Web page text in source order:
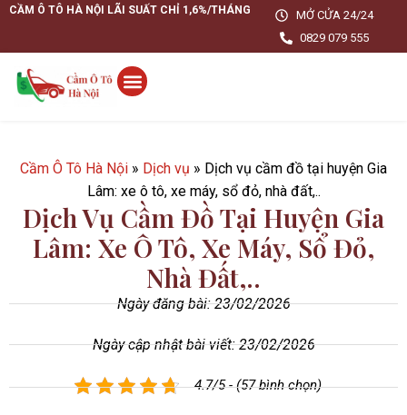
CẦM Ô TÔ HÀ NỘI LÃI SUẤT CHỈ 1,6%/THÁNG
MỞ CỬA 24/24
0829 079 555
Cầm Ô Tô Hà Nội » Dịch vụ » Dịch vụ cầm đồ tại huyện Gia
Lâm: xe ô tô, xe máy, sổ đỏ, nhà đất,..
Dịch Vụ Cầm Đồ Tại Huyện Gia
Lâm: Xe Ô Tô, Xe Máy, Sổ Đỏ,
Nhà Đất,..
Ngày đăng bài: 23/02/2026
Ngày cập nhật bài viết: 23/02/2026
4.7/5 - (57 bình chọn)